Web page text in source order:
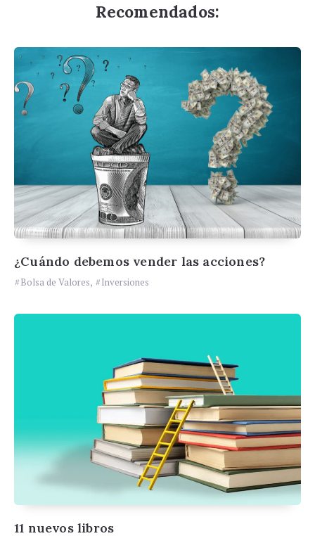
Recomendados:
¿Cuándo debemos vender las acciones?
Bolsa de Valores, Inversiones
11 nuevos libros